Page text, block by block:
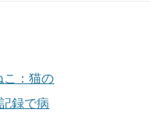
こ：猫の
録で病